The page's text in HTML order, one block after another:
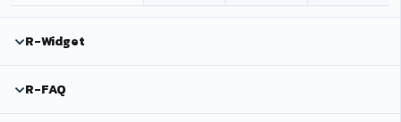
R-Widget
R-FAQ